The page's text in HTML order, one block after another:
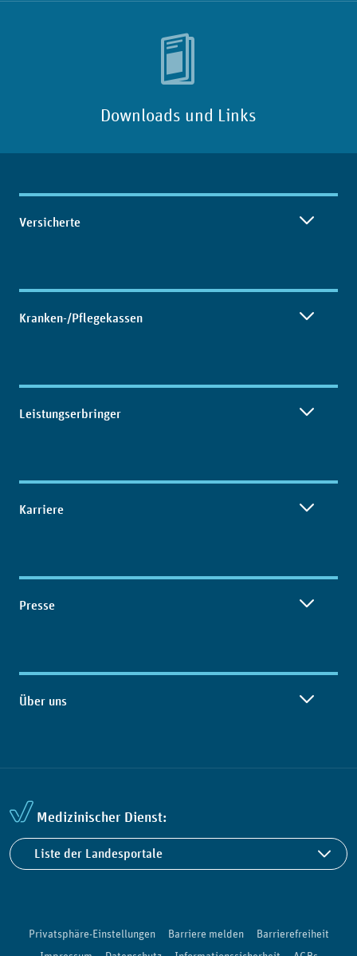
Downloads und Links
Inhaltsübersicht
Versicherte
Kranken-/Pflegekassen
Leistungserbringer
Karriere
Presse
Über uns
Medizinischer Dienst:
Liste der Landesportale
Privatsphäre-Einstellungen Barriere melden
Barrierefreiheit